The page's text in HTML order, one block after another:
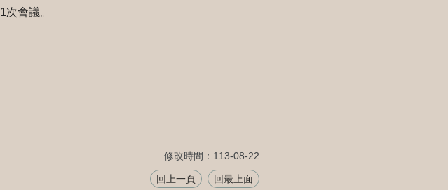
會議。
修改時間：113-08-22
回上一頁 回最上面